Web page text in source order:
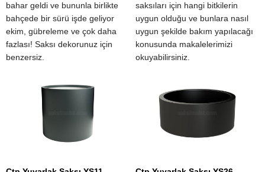
bahar geldi ve bununla birlikte
bahçede bir sürü işde geliyor
ekim, gübreleme ve çok daha
fazlası! Saksı dekorunuz için
benzersiz.
saksıları için hangi bitkilerin
uygun olduğu ve bunlara nasıl
uygun şekilde bakım yapılacağı
konusunda makalelerimizi
okuyabilirsiniz.